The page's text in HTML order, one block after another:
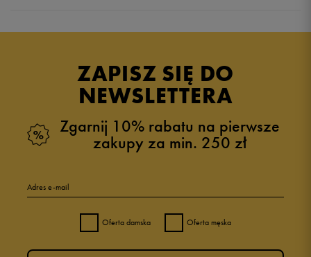
ZAPISZ SIĘ DO
NEWSLETTERA
Zgarnij 10% rabatu na pierwsze
zakupy za min. 250 zł
Adres e-mail
Oferta damska Oferta męska